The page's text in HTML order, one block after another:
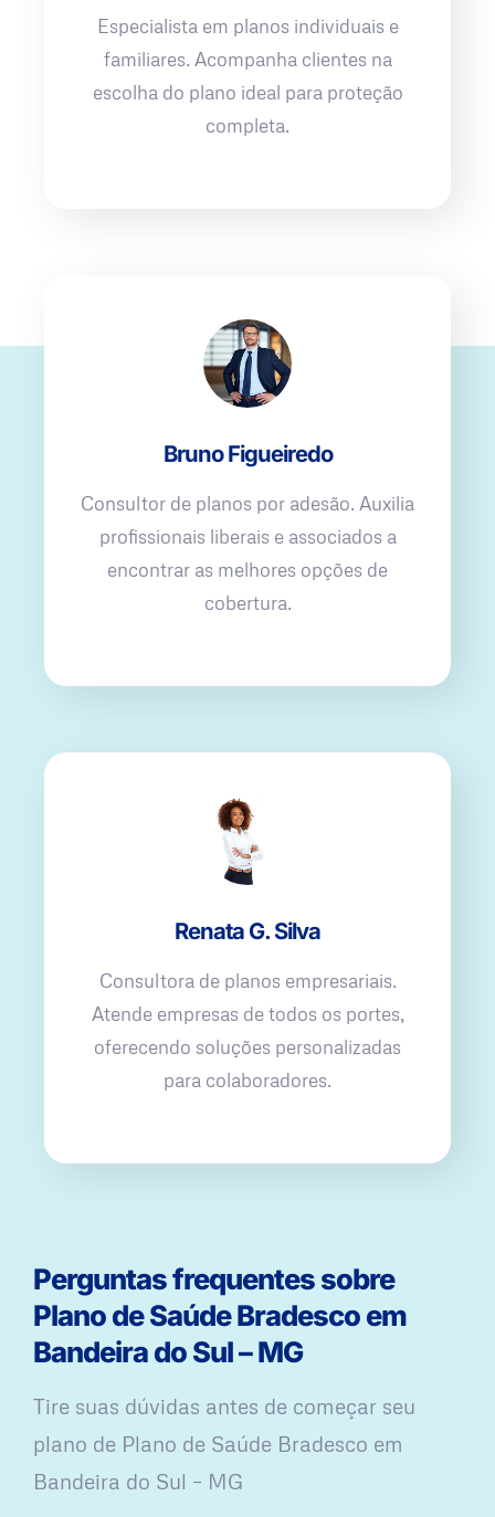
Especialista em planos individuais e
familiares. Acompanha clientes na
escolha do plano ideal para proteção
completa.
Bruno Figueiredo
Consultor de planos por adesão. Auxilia
profissionais liberais e associados a
encontrar as melhores opções de
cobertura.
Renata G. Silva
Consultora de planos empresariais.
Atende empresas de todos os portes,
oferecendo soluções personalizadas
para colaboradores.
Perguntas frequentes sobre
Plano de Saúde Bradesco em
Bandeira do Sul – MG
Tire suas dúvidas antes de começar seu
plano ​de Plano de Saúde Bradesco em
Bandeira do Sul – MG